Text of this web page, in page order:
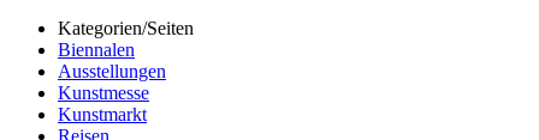
Kategorien/Seiten
Biennalen
Ausstellungen
Kunstmesse
Kunstmarkt